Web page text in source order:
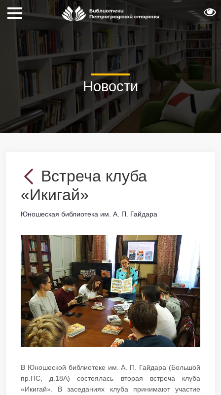
Новости
Встреча клуба
«Икигай»
Юношеская библиотека им. А. П. Гайдара
В Юношеской библиотеке им. А. П. Гайдара (Большой
пр.ПС, д.18А) состоялась вторая встреча клуба
«Икигай». В заседаниях клуба принимают участие